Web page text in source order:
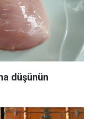
düşünün